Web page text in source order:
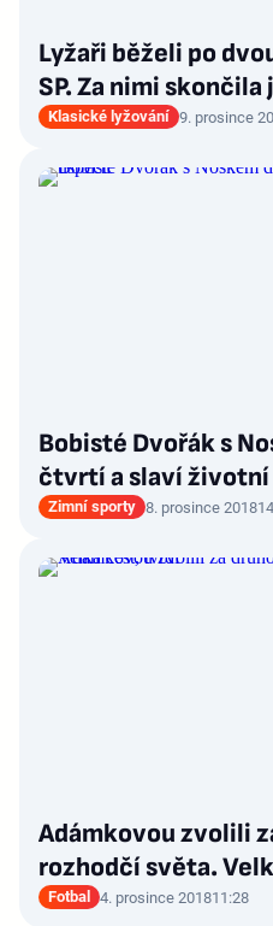
Lyžaři běželi po
SP. Za nimi skončila
Klasické lyžování 9. prosince
Bobisté Dvořák s
čtvrtí a slaví životní
Zimní sporty 8. prosince 2018
Adámkovou zvolili
rozhodčí světa.
Fotbal 4. prosince 201811:28